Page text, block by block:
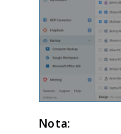
Nota: